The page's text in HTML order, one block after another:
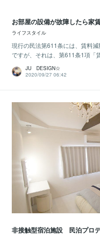
お部屋の設備が故障したら家
ライフスタイル
現行の民法第611条には、賃料
ですが、それは、第611条1項「
JU DESIGN☆
2020/09/27 06:42
非接触型宿泊施設 民泊プロ